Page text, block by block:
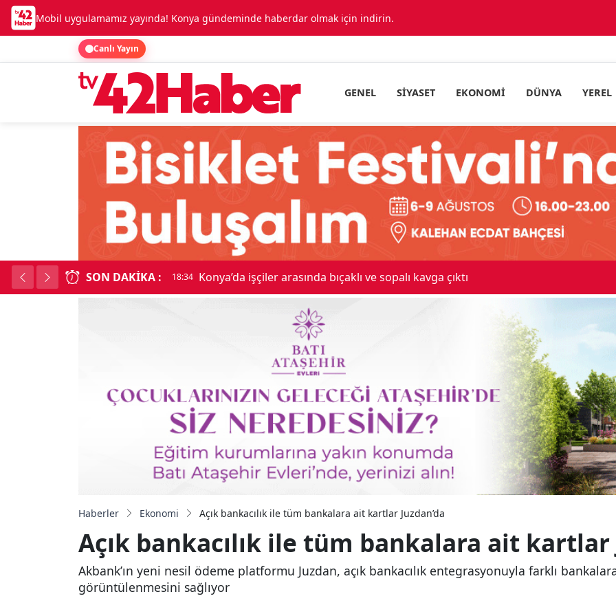
Mobil uygulamamız yayında! Konya gündeminde haberdar olmak için indirin.
Canlı Yayın
GENEL SIYASET EKONOMI DÜNYA YEREL
SON DAKIKA : 18:34 Lüks otomobille kar maskeli milyonluk soygun
Haberler Ekonomi Açık bankacılık ile tüm bankalara ait kartlar Juzdan’da
Açık bankacılık ile tüm bankalara ait kartlar
Akbank’ın yeni nesil ödeme platformu Juzdan, açık bankacılık entegrasyonuyla farklı
görüntülenmesini sağlıyor